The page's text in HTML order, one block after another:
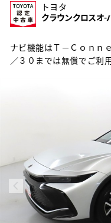
トヨタ
クラウンクロスオ-
ナビ機能はＴ－Ｃｏｎｎ
／３０までは無償でご利